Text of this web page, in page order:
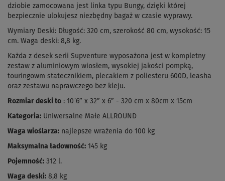
dziobie zamocowana jest linka typu Bungy, dzięki której
bezpiecznie ulokujesz niezbędny bagaż w czasie wyprawy.
Wymiary Deski: Długość: 320 cm, szerokość 80 cm, wysokość: 15
cm. Waga deski: 8,8 kg.
Każda z desek serii Supventure wyposażona jest w kompletny
zestaw z aluminiowym wiosłem, wysokiej jakości pompką,
touringowm statecznikiem, plecakiem z poliesteru 600D, leasha
oraz zestawu naprawczego bez kleju.
Rozmiar deski to : 10´6” x 32” x 6” - 320 cm x 80cm x 15cm
Kategoria: Uniwersalne Małe ALLROUND
Waga wioślarza: najlepsze wrażenia do 100 kg
Maksymalna ładowność: 145 kg
Pojemność: 312 l.
Waga deski: 8,8 kg